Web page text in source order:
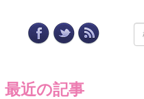
最近の記事